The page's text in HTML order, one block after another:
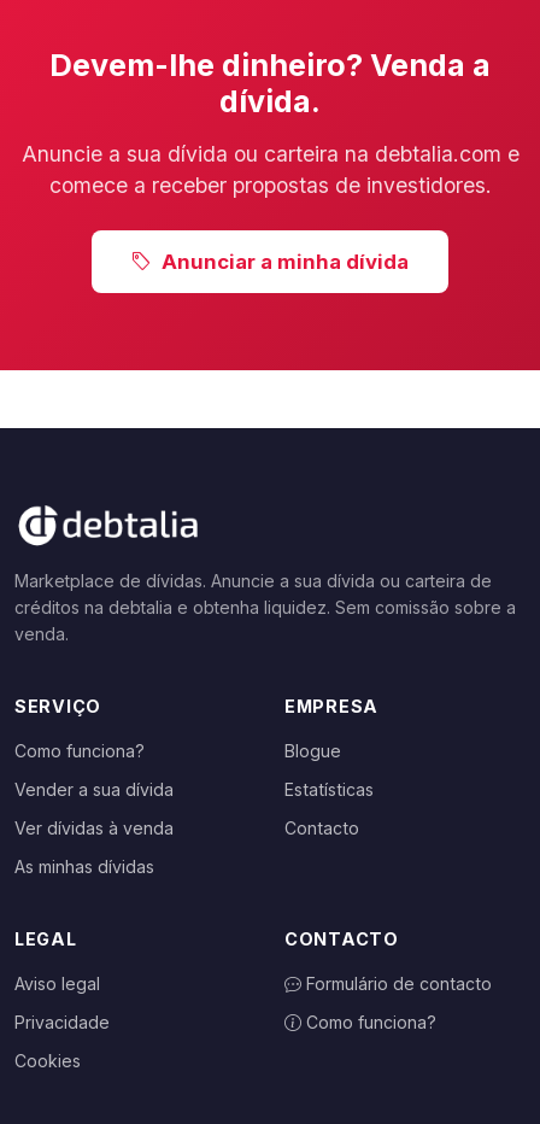
Devem-lhe dinheiro? Venda a
dívida.
Anuncie a sua dívida ou carteira na debtalia.com e
comece a receber propostas de investidores.
Anunciar a minha dívida
Marketplace de dívidas. Anuncie a sua dívida ou carteira de
créditos na debtalia e obtenha liquidez. Sem comissão sobre a
venda.
SERVIÇO
Como funciona?
Vender a sua dívida
Ver dívidas à venda
As minhas dívidas
EMPRESA
Blogue
Estatísticas
Contacto
LEGAL
Aviso legal
Privacidade
Cookies
CONTACTO
Formulário de contacto
Como funciona?